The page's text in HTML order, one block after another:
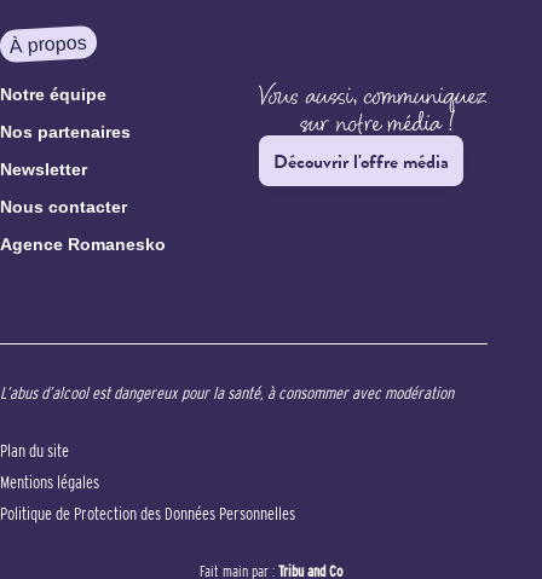
À propos
Notre équipe
Nos partenaires
Newsletter
Nous contacter
Agence Romanesko
Découvrir l'offre média
L’abus d’alcool est dangereux pour la santé, à consommer avec modération
Plan du site
Mentions légales
Politique de Protection des Données Personnelles
Fait main par : Tribu and Co